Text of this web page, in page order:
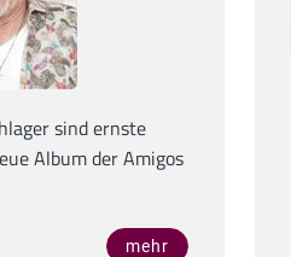
sind ernste
Album der Amigos
mehr